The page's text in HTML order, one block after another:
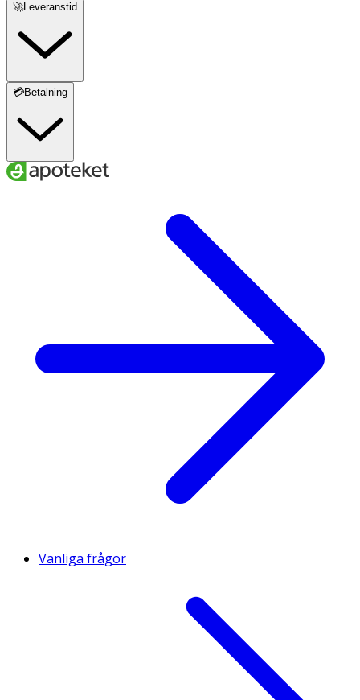
förbättrats efter 4 doser eller om allmäntillståndet
försämras.
Vikt och Mängd:
Katt:
· 1–2 ml, 2 gånger dagligen
· under 10 kg: 2 ml, 2 gånger dagligen
· 11–25 kg: 4 ml, 2 gånger dagligen
· 26–40 kg: 6 ml, 2 gånger dagligen
· över 40 kg: 8 ml, 2 gånger dagligen
Förvaras enligt instruktioner på förpackningen.
Innehåll
Sojaolja, inaktiverat jäst, glukos, natriumklorid,
Tillsatsämnen: Enterococcus faecium, bentonit.
🚀Leveranstid
💳Betalning
Vanliga frågor